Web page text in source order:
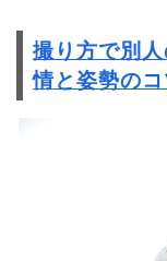
撮り方で別
情と姿勢のコ